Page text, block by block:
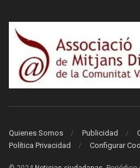
Quienes Somos Publicidad
Política Privacidad
Configurar